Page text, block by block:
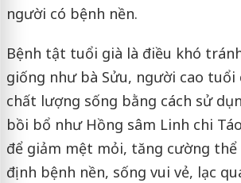
người có bệnh nền.
Bệnh tật tuổi già là điều khó
giống như bà Sửu, người cao tuổi
chất lượng sống bằng cách sử
bồi bổ như Hồng sâm Linh chi
để giảm mệt mỏi, tăng cường
định bệnh nền, sống vui vẻ, lạc